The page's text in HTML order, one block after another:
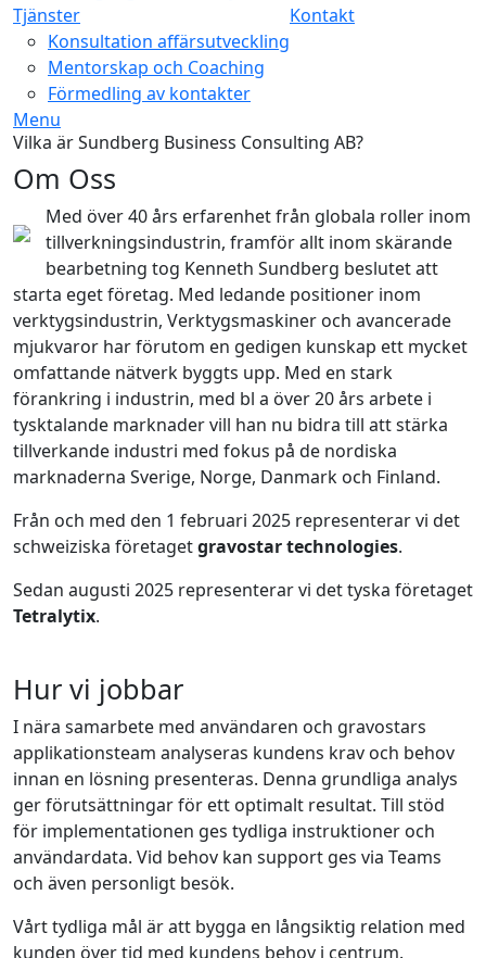
Tjänster
Konsultation affärsutveckling
Mentorskap och Coaching
Förmedling av kontakter
Kontakt
Menu
Vilka är Sundberg Business Consulting AB?
Om Oss
Med över 40 års erfarenhet från globala roller inom
tillverkningsindustrin, framför allt inom skärande
bearbetning tog Kenneth Sundberg beslutet att
starta eget företag. Med ledande positioner inom
verktygsindustrin, Verktygsmaskiner och avancerade
mjukvaror har förutom en gedigen kunskap ett mycket
omfattande nätverk byggts upp. Med en stark
förankring i industrin, med bl a över 20 års arbete i
tysktalande marknader vill han nu bidra till att stärka
tillverkande industri med fokus på de nordiska
marknaderna Sverige, Norge, Danmark och Finland.
Från och med den 1 februari 2025 representerar vi det
schweiziska företagetgravostar technologies.
Sedan augusti 2025 representerar vi det tyska företaget
Tetralytix.
Hur vi jobbar
I nära samarbete med användaren och gravostars
applikationsteam analyseras kundens krav och behov
innan en lösning presenteras. Denna grundliga analys
ger förutsättningar för ett optimalt resultat. Till stöd
för implementationen ges tydliga instruktioner och
användardata. Vid behov kan support ges via Teams
och även personligt besök.
Vårt tydliga mål är att bygga en långsiktig relation med
kunden över tid med kundens behov i centrum.